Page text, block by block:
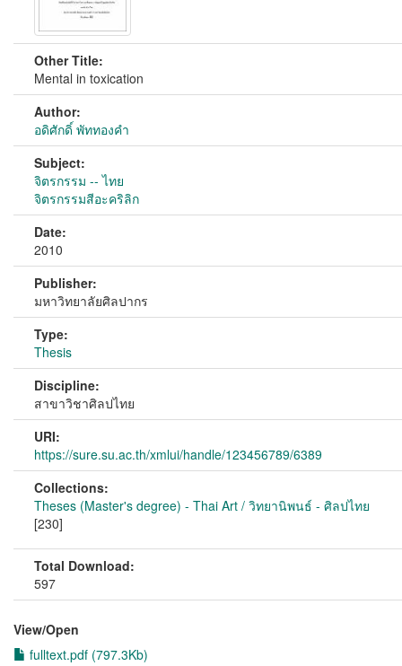
Other Title:
Mental in toxication
Author:
อดิศักดิ์ พัททองคำ
Subject:
จิตรกรรม -- ไทย
จิตรกรรมสีอะคริลิก
Date:
2010
Publisher:
มหาวิทยาลัยศิลปากร
Type:
Thesis
Discipline:
สาขาวิชาศิลปไทย
URI:
https://sure.su.ac.th/xmlui/handle/123456789/6389
Collections:
Theses (Master's degree) - Thai Art / วิทยานิพนธ์ - ศิลปไทย
[230]
Total Download:
597
View/Open
fulltext.pdf (797.3Kb)